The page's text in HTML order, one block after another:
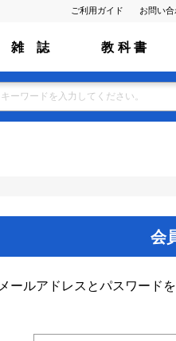
ご利用ガイド お問い
雑 誌 教 科 書
会
メールアドレスとパスワード